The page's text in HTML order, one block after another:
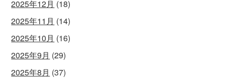
2025年12月 (18)
2025年11月 (14)
2025年10月 (16)
2025年9月 (29)
2025年8月 (37)